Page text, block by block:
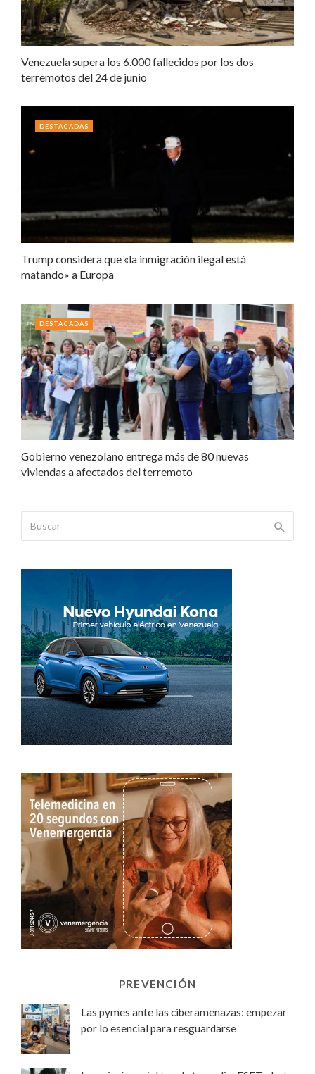
Venezuela supera los 6.000 fallecidos por los dos
terremotos del 24 de junio
Trump considera que «la inmigración ilegal está
matando» a Europa
DESTACADAS
Gobierno venezolano entrega más de 80 nuevas
viviendas a afectados del terremoto
DESTACADAS
PREVENCIÓN
Las pymes ante las ciberamenazas: empezar
por lo esencial para resguardarse